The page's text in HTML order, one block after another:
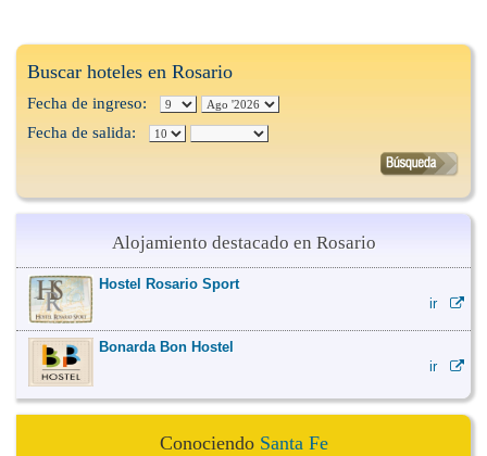
Buscar hoteles en Rosario
Fecha de ingreso:
Fecha de salida:
Alojamiento destacado en Rosario
Hostel Rosario Sport
ir
Bonarda Bon Hostel
ir
Conociendo Santa Fe